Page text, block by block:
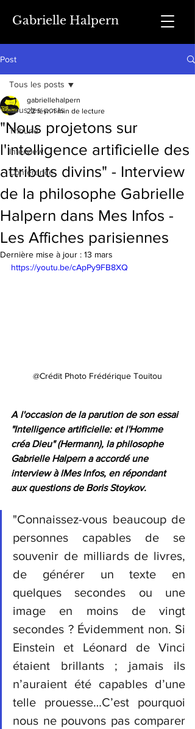
Gabrielle Halpern
Post
Tous les posts
Tribune
Interview
Conférence
Tous les posts
"Nous projetons sur
l'intelligence artificielle des
attributs divins" - Interview
de la philosophe Gabrielle
Halpern dans Mes Infos -
Les Affiches parisiennes
gabriellehalpern
22 févr. 1 min de lecture
Dernière mise à jour : 13 mars
https://youtu.be/cApPy9FB8XQ
@Crédit Photo Frédérique Touitou
A l'occasion de la parution de son essai
"Intelligence artificielle: et l'Homme
créa Dieu" (Hermann), la philosophe
Gabrielle Halpern a accordé une
interview à lMes Infos, en répondant
aux questions de Boris Stoykov.
"Connaissez-vous beaucoup de
personnes capables de se
souvenir de milliards de livres,
de générer un texte en
quelques secondes ou une
image en moins de vingt
secondes ? Évidemment non. Si
Einstein et Léonard de Vinci
étaient brillants ; jamais ils
n’auraient été capables d’une
telle prouesse…C’est pourquoi
nous ne pouvons pas comparer